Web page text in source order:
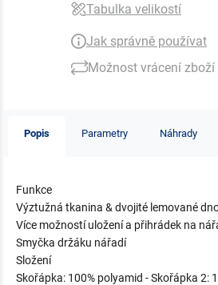
Tabulka velikostí
Jak správně používat
Možnost vrácení zboží
Popis Parametry Náhrady
Funkce
Výztužná tkanina & dvojité lemované
Více možností uložení a přihrádek na
Smyčka držáku nářadí
Složení
Skořápka: 100% polyamid - Skořápka 2: